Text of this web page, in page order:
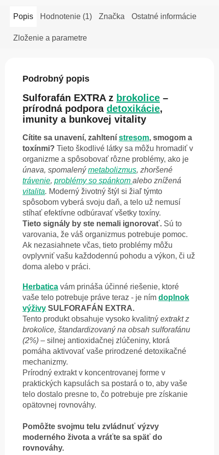
Popis Hodnotenie (1) Značka Ostatné informácie
Zloženie a parametre
Podrobný popis
Sulforafán EXTRA z brokolice –
prírodná podpora detoxikácie,
imunity a bunkovej vitality
Cítite sa unavení, zahltení stresom, smogom a
toxínmi? Tieto škodlivé látky sa môžu hromadiť v
organizme a spôsobovať rôzne problémy, ako je
únava, spomalenýmetabolizmus, zhoršené
trávenie, problémy so spánkom alebo znížená
vitalita. Moderný životný štýl si žiaľ týmto
spôsobom vyberá svoju daň, a telo už nemusí
stíhať efektívne odbúravať všetky toxíny.
Tieto signály by ste nemali ignorovať. Sú to
varovania, že váš organizmus potrebuje pomoc.
Ak nezasiahnete včas, tieto problémy môžu
ovplyvniť vašu každodennú pohodu a výkon, či už
doma alebo v práci.
Herbatica vám prináša účinné riešenie, ktoré
vaše telo potrebuje práve teraz - je ním doplnok
výživy SULFORAFÁN EXTRA.
Tento produkt obsahuje vysoko kvalitný extrakt z
brokolice, štandardizovaný na obsah sulforafánu
(2%) – silnej antioxidačnej zlúčeniny, ktorá
pomáha aktivovať vaše prirodzené detoxikačné
mechanizmy.
Prírodný extrakt v koncentrovanej forme v
praktických kapsulách sa postará o to, aby vaše
telo dostalo presne to, čo potrebuje pre získanie
opätovnej rovnováhy.
Pomôžte svojmu telu zvládnuť výzvy
moderného života a vráťte sa späť do
rovnováhy.